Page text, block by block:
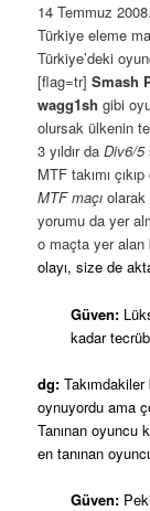
14 Temmuz
Türkiye eleme
Türkiye’deki
[flag=tr]Smash
wagg1sh gibi
olursak ülkenin
3 yıldır daDiv6/5
MTF takımı
MTF maçı olarak
yorumu da yer
o maçta yer
olayı, size de
Güven:
kadar
dg:
oynuyordu ama
Tanınan oyuncu
en tanınan
Güven: